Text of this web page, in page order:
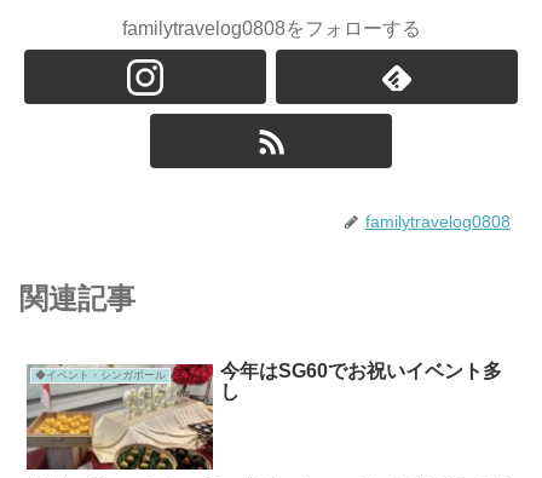
familytravelog0808をフォローする
familytravelog0808
関連記事
◆イベント・シンガポール
今年はSG60でお祝いイベント多
し